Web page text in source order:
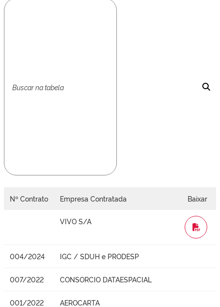
Nº Contrato Empresa Contratada Baixar
VIVO S/A
WORD
004/2024 IGC / SDUH e PRODESP
007/2022 CONSORCIO DATAESPACIAL
001/2022 AEROCARTA